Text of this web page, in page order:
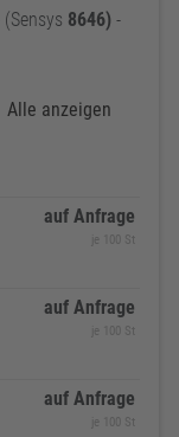
(Sensys 8646) -
Alle anzeigen
auf Anfrage
je 100 St
auf Anfrage
je 100 St
auf Anfrage
je 100 St